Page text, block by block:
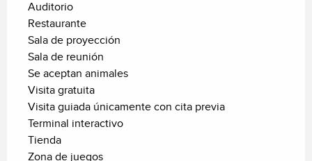
Auditorio
Restaurante
Sala de proyección
Sala de reunión
Se aceptan animales
Visita gratuita
Visita guiada únicamente con cita previa
Terminal interactivo
Tienda
Zona de juegos